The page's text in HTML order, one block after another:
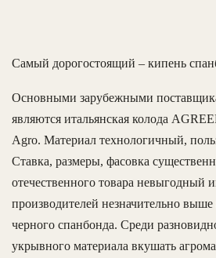
Самый дорогостоящий – кипень
Основными зарубежными
являются итальянская колода
Agro. Материал технологичный,
Ставка, размеры, фасовка
отечественного товара невыгодный
производителей незначительно
черного спанбонда. Среди
укрывного материала вкушать